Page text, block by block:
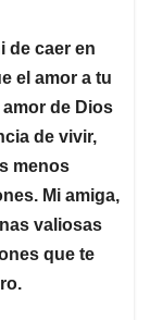
de caer en
el amor a tu
de Dios
de vivir,
menos
Mi amiga,
valiosas
que te